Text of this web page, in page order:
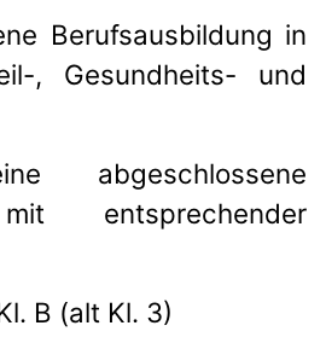
Berufsausbildung in
, Gesundheits- und
abgeschlossene
entsprechender
B (alt Kl. 3)